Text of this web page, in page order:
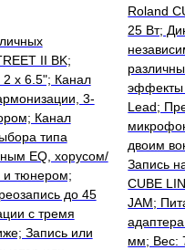
II BK;
х 6.5"; Канал
3-
Канал
типа
EQ, хорусом/
и тюнером;
до 45
с тремя
Запись или
Roland
25 Вт;
эффекты
Lead;
двоим
Запись
CUBE
JAM;
мм; Вес: